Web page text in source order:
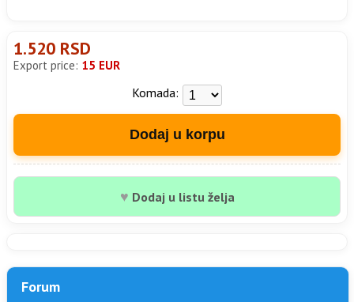
1.520 RSD
Export price: 15 EUR
Komada:
Dodaj u korpu
♥ Dodaj u listu želja
Forum